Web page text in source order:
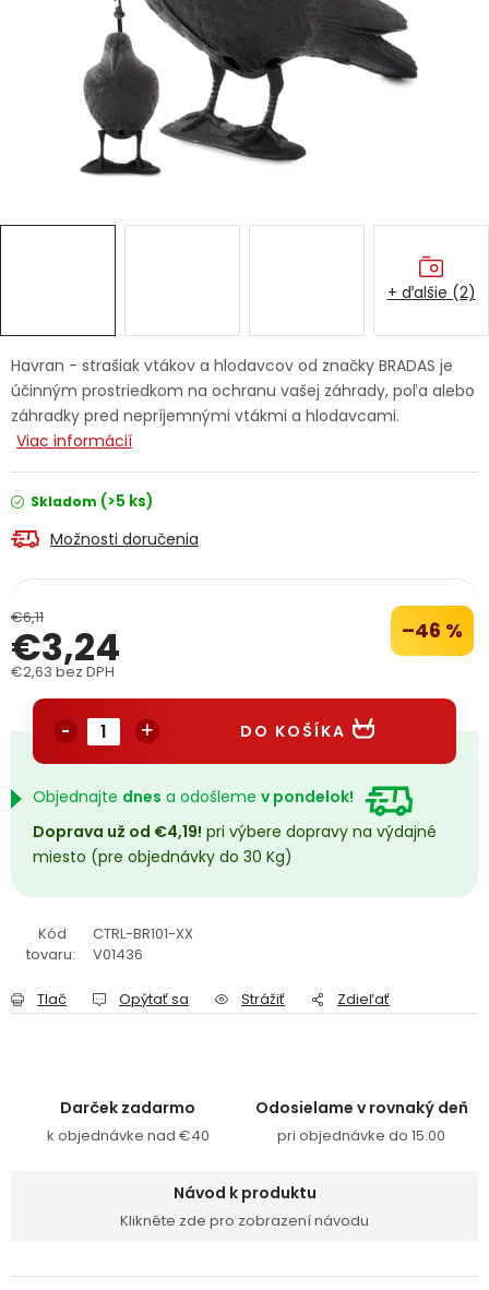
Ochranné pracovné pomôcky
Vianoce
Fotovoltaika
Servis náradia Hodnotenie obchodu
Doprava a platba Váš zákaznícky účet
Kontakty
Reklamačný formulár Odstúpenie v lehote 14 dní
Obchodné podmienky Reklamačný poriadok
Přihlášení Registrace
Havran - strašiak vtákov a hlodavcov od značky BRADAS je
účinným prostriedkom na ochranu vašej záhrady, poľa alebo
záhradky pred nepríjemnými vtákmi a hlodavcami.
Viac informácií
Skladom (>5 ks)
Možnosti doručenia
€6,11 –46 %
€3,24
€2,63 bez DPH
DO KOŠÍKA
Objednajte dnes a odošleme v pondelok!
Doprava už od €4,19! pri výbere dopravy na výdajné
miesto (pre objednávky do 30 Kg)
Kód
tovaru:
CTRL-BR101-XX
V01436
Tlač Opýtať sa Strážiť Zdieľať
+ ďalšie (2)
Darček zadarmo
k objednávke nad €40
Odosielame v rovnaký deň
pri objednávke do 15:00
Návod k produktu
Klikněte zde pro zobrazení návodu